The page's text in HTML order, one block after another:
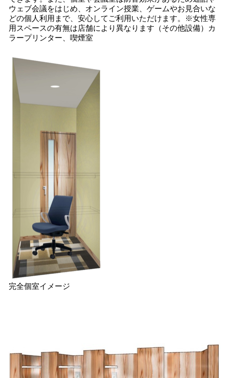
ウェブ会議をはじめ、オンライン授業、ゲームやお見合いな
どの個人利用まで、安心してご利用いただけます。※女性専
用スペースの有無は店舗により異なります（その他設備）カ
ラープリンター、喫煙室
完全個室イメージ